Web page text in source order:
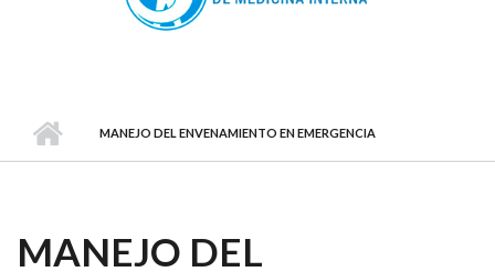
MANEJO DEL ENVENAMIENTO EN EMERGENCIA
MANEJO DEL